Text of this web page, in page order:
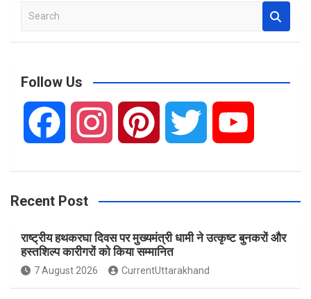
a
c
Follow Us
c
e
b
s
t
a
n
t
e
i
t
u
u
Recent Post
राष्ट्रीय हथकरघा दिवस पर मुख्यमंत्री धामी ने उत्कृष्ट बुनकरों और
हस्तशिल्प कारीगरों को किया सम्मानित
7 August 2026 CurrentUttarakhand